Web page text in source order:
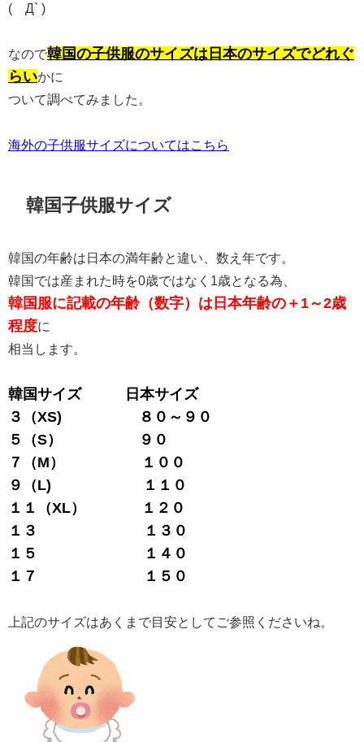
(´Д` )
なので韓国の子供服のサイズは日本のサイズでどれぐ
らいかに
ついて調べてみました。
海外の子供服サイズについてはこちら
韓国子供服サイズ
韓国の年齢は日本の満年齢と違い、数え年です。
韓国では産まれた時を0歳ではなく1歳となる為、
韓国服に記載の年齢（数字）は日本年齢の＋1～2歳
程度に
相当します。
韓国サイズ 日本サイズ
３（XS) ８０～９０
５（S） ９０
７（M） １００
９（L) １１０
１１（XL） １２０
１３ １３０
１５ １４０
１７ １５０
上記のサイズはあくまで目安としてご参照くださいね。